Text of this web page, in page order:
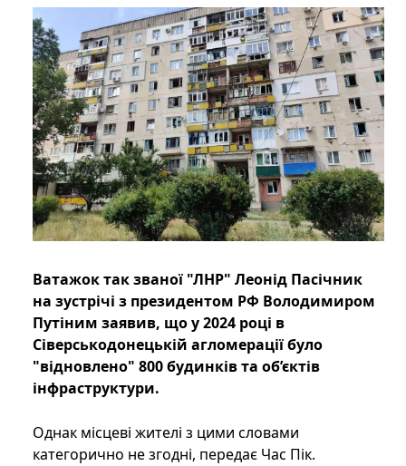
Ватажок так званої "ЛНР" Леонід Пасічник
на зустрічі з президентом РФ Володимиром
Путіним заявив, що у 2024 році в
Сіверськодонецькій агломерації було
"відновлено" 800 будинків та об’єктів
інфраструктури.
Однак місцеві жителі з цими словами
категорично не згодні, передає Час Пік.